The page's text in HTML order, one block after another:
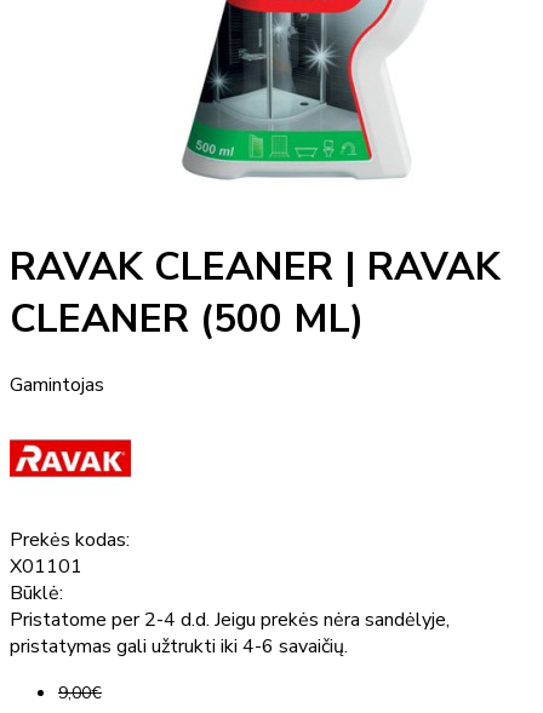
RAVAK CLEANER | RAVAK
CLEANER (500 ML)
Gamintojas
Prekės kodas:
X01101
Būklė:
Pristatome per 2-4 d.d. Jeigu prekės nėra sandėlyje,
pristatymas gali užtrukti iki 4-6 savaičių.
9,00€